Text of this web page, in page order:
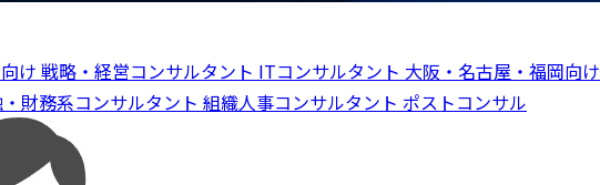
け 戦略・経営コンサルタント ITコンサルタント 大阪・名古屋・福岡向け
財務系コンサルタント 組織人事コンサルタント ポストコンサル